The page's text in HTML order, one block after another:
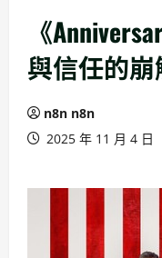
《
與信任的崩
n8n n8n
2025 年 11 月 4 日